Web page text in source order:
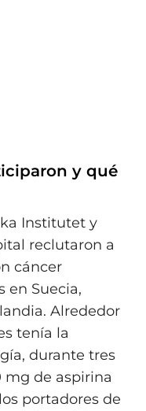
y qué
Institutet y
reclutaron a
cáncer
en Suecia,
Alrededor
tenía la
durante tres
mg de aspirina
portadores de